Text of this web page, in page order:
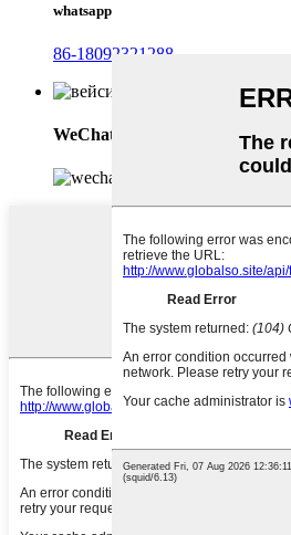
whatsapp
86-18092321288
WeChat